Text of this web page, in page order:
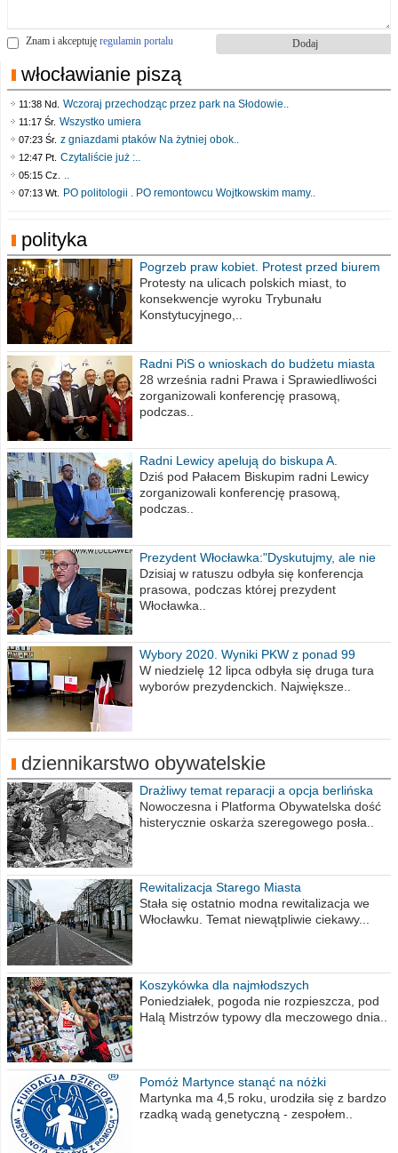
Znam i akceptuję regulamin portalu
włocławianie piszą
11:38 Nd. Wczoraj przechodząc przez park na Słodowie..
11:17 Śr. Wszystko umiera
07:23 Śr. z gniazdami ptaków Na żytniej obok..
12:47 Pt. Czytaliście już :..
05:15 Cz. ..
07:13 Wt. PO politologii . PO remontowcu Wojtkowskim mamy..
polityka
Pogrzeb praw kobiet. Protest przed biurem
poselskim PiS
Protesty na ulicach polskich miast, to
konsekwencje wyroku Trybunału
Konstytucyjnego,..
Radni PiS o wnioskach do budżetu miasta
na 2021 rok
28 września radni Prawa i Sprawiedliwości
zorganizowali konferencję prasową,
podczas..
Radni Lewicy apelują do biskupa A.
Wiesława Meringa
Dziś pod Pałacem Biskupim radni Lewicy
zorganizowali konferencję prasową,
podczas..
Prezydent Włocławka:"Dyskutujmy, ale nie
obrażajmy się”
Dzisiaj w ratuszu odbyła się konferencja
prasowa, podczas której prezydent
Włocławka..
Wybory 2020. Wyniki PKW z ponad 99
procent obwodów
W niedzielę 12 lipca odbyła się druga tura
wyborów prezydenckich. Największe..
dziennikarstwo obywatelskie
Drażliwy temat reparacji a opcja berlińska
Nowoczesna i Platforma Obywatelska dość
histerycznie oskarża szeregowego posła..
Rewitalizacja Starego Miasta
Stała się ostatnio modna rewitalizacja we
Włocławku. Temat niewątpliwie ciekawy...
Koszykówka dla najmłodszych
Poniedziałek, pogoda nie rozpieszcza, pod
Halą Mistrzów typowy dla meczowego dnia..
Pomóż Martynce stanąć na nóżki
Martynka ma 4,5 roku, urodziła się z bardzo
rzadką wadą genetyczną - zespołem..